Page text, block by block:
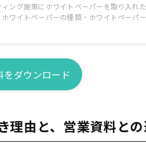
ング施策にホワイトペーパーを取り入れた
ワイトペーパーの種類・ホワイトペーパ
をダウンロード
理由と、営業資料との